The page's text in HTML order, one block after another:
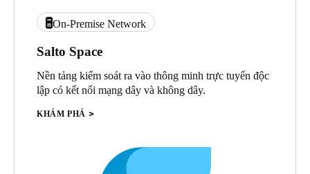
On-Premise Network
Salto Space
Nền tảng kiểm soát ra vào thông minh trực tuyến độc
lập có kết nối mạng dây và không dây.
KHÁM PHÁ